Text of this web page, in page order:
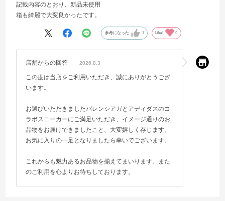
記載内容のとおり、新品未使用
箱も綺麗で大変良かったです。
参考になった 1 Like! 0
店舗からの回答 2026.8.3
この度は当店をご利用いただき、誠にありがとうござ
います。
お選びいただきましたバレンシアガとアディダスのコ
ラボスニーカーにご満足いただき、イメージ通りのお
品物をお届けできましたこと、大変嬉しく存じます。
お気に入りの一足となりましたら幸いでございます。
これからも魅力あるお品物を揃えてまいります。また
のご利用を心よりお待ちしております。